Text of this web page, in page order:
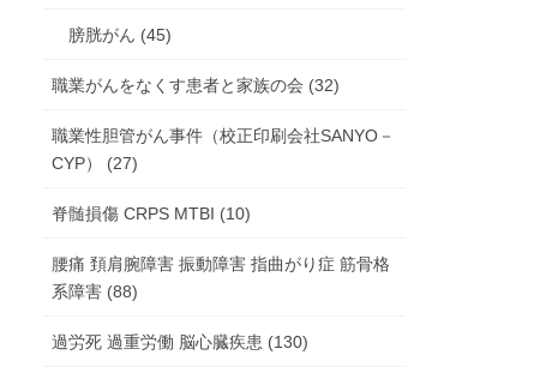
膀胱がん (45)
職業がんをなくす患者と家族の会 (32)
職業性胆管がん事件（校正印刷会社SANYO－
CYP） (27)
脊髄損傷 CRPS MTBI (10)
腰痛 頚肩腕障害 振動障害 指曲がり症 筋骨格
系障害 (88)
過労死 過重労働 脳心臓疾患 (130)